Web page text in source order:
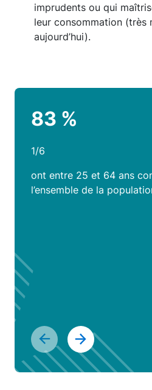
imprudents ou qui
leur consommation (très
aujourd’hui).
83 %
1/6
ont entre 25 et 64 ans
l’ensemble de la